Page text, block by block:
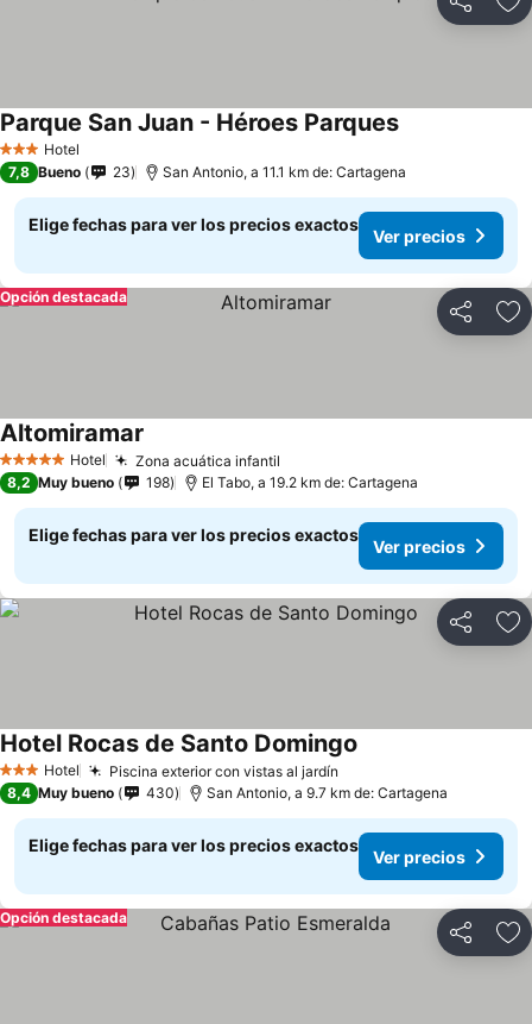
Compartir
3 Estrellas
Hotel
Parque San Juan - Héroes ParquesVer precios
7,8 Bueno 23 San Antonio, a 11.1 km de: Cartagena
Elige fechas para ver los precios exactos
Ver precios
Compartir
Opción destacada
5 Estrellas Hotel Zona acuática infantil
Altomiramar
8,2 Muy bueno 198 El Tabo, a 19.2 km de: Cartagena
Elige fechas para ver los precios exactos
Ver precios
Compartir
3 Estrellas
Hotel Piscina exterior con vistas al jardín
Hotel Rocas de Santo Domingo
8,4 Muy bueno 430 San Antonio, a 9.7 km de: Cartagena
Elige fechas para ver los precios exactos
Ver precios
Compartir
Opción destacada